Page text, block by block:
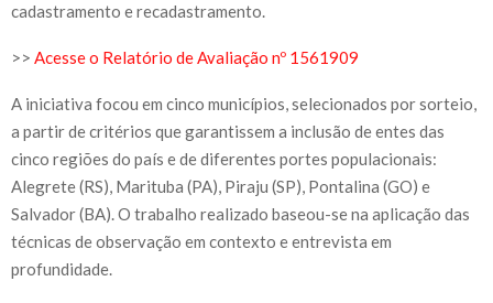
cadastramento e recadastramento.
>> Acesse o Relatório de Avaliação nº 1561909
A iniciativa focou em cinco municípios, selecionados por sorteio,
a partir de critérios que garantissem a inclusão de entes das
cinco regiões do país e de diferentes portes populacionais:
Alegrete (RS), Marituba (PA), Piraju (SP), Pontalina (GO) e
Salvador (BA). O trabalho realizado baseou-se na aplicação das
técnicas de observação em contexto e entrevista em
profundidade.